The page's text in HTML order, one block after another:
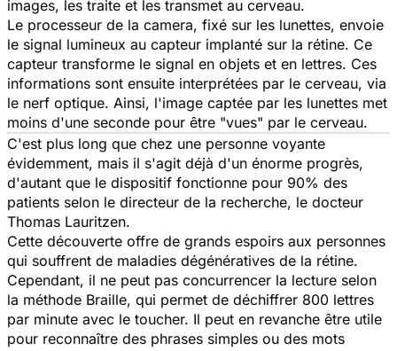
images, les traite et les transmet au cerveau.
Le processeur de la camera, fixé sur les lunettes, envoie
le signal lumineux au capteur implanté sur la rétine. Ce
capteur transforme le signal en objets et en lettres. Ces
informations sont ensuite interprétées par le cerveau, via
le nerf optique. Ainsi, l'image captée par les lunettes met
moins d'une seconde pour être "vues" par le cerveau.
C'est plus long que chez une personne voyante
évidemment, mais il s'agit déjà d'un énorme progrès,
d'autant que le dispositif fonctionne pour 90% des
patients selon le directeur de la recherche, le docteur
Thomas Lauritzen.
Cette découverte offre de grands espoirs aux personnes
qui souffrent de maladies dégénératives de la rétine.
Cependant, il ne peut pas concurrencer la lecture selon
la méthode Braille, qui permet de déchiffrer 800 lettres
par minute avec le toucher. Il peut en revanche être utile
pour reconnaître des phrases simples ou des mots